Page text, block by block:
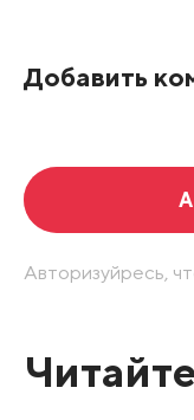
Добавить
Авторизуйресь,